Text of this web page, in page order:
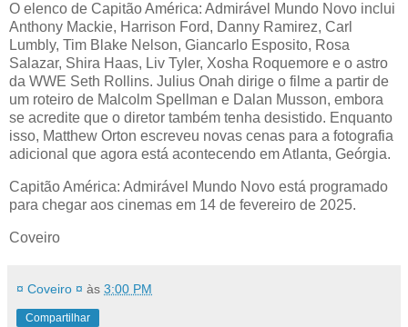
O elenco de Capitão América: Admirável Mundo Novo inclui
Anthony Mackie, Harrison Ford, Danny Ramirez, Carl
Lumbly, Tim Blake Nelson, Giancarlo Esposito, Rosa
Salazar, Shira Haas, Liv Tyler, Xosha Roquemore e o astro
da WWE Seth Rollins. Julius Onah dirige o filme a partir de
um roteiro de Malcolm Spellman e Dalan Musson, embora
se acredite que o diretor também tenha desistido. Enquanto
isso, Matthew Orton escreveu novas cenas para a fotografia
adicional que agora está acontecendo em Atlanta, Geórgia.
Capitão América: Admirável Mundo Novo está programado
para chegar aos cinemas em 14 de fevereiro de 2025.
Coveiro
¤ Coveiro ¤ às 3:00 PM
Compartilhar